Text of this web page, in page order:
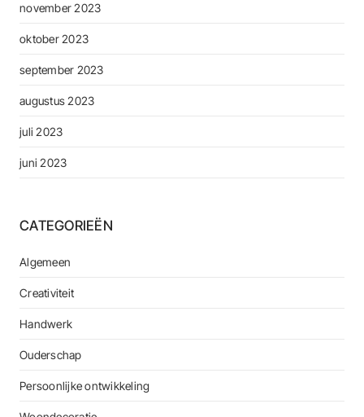
november 2023
oktober 2023
september 2023
augustus 2023
juli 2023
juni 2023
CATEGORIEËN
Algemeen
Creativiteit
Handwerk
Ouderschap
Persoonlijke ontwikkeling